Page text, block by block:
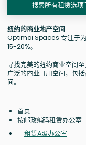
搜索所有租赁选
纽约的商业地产空间
Optimal Spaces 专注于为
15-20%。
寻找完美的纽约商业空间
广泛的商业可用空间，包
间。
首页
按邮政编码租赁办公室
租赁A级办公室